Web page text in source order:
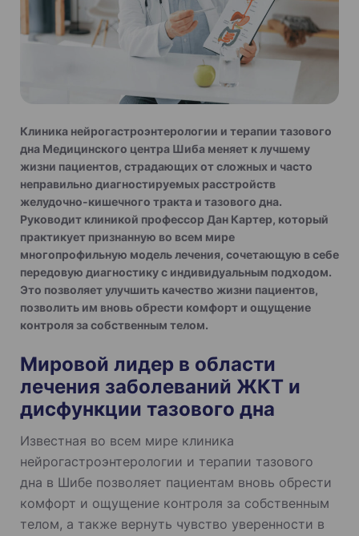
Клиника нейрогастроэнтерологии и терапии тазового
дна Медицинского центра Шиба меняет к лучшему
жизни пациентов, страдающих от сложных и часто
неправильно диагностируемых расстройств
желудочно-кишечного тракта и тазового дна.
Руководит клиникой профессор Дан Картер, который
практикует признанную во всем мире
многопрофильную модель лечения, сочетающую в себе
передовую диагностику с индивидуальным подходом.
Это позволяет улучшить качество жизни пациентов,
позволить им вновь обрести комфорт и ощущение
контроля за собственным телом.
Мировой лидер в области
лечения заболеваний ЖКТ и
дисфункции тазового дна
Известная во всем мире клиника
нейрогастроэнтерологии и терапии тазового
дна в Шибе позволяет пациентам вновь обрести
комфорт и ощущение контроля за собственным
телом, а также вернуть чувство уверенности в